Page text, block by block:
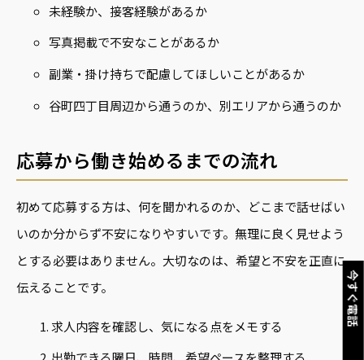
今すぐ電話
未経験か、接客経験があるか
写真掲載で不安なことがあるか
副業・掛け持ちで配慮してほしいことがあるか
谷町四丁目周辺から通うのか、別エリアから通うのか
応募から働き始めるまでの流れ
初めて応募する方は、何を聞かれるのか、どこまで話せばい
いのか分からず不安になりやすいです。無理に良く見せよう
とする必要はありません。大切なのは、希望と不安を正直に
伝えることです。
求人内容を確認し、気になる点をメモする